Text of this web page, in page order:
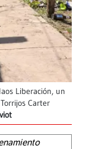
Liberación, un
Carter